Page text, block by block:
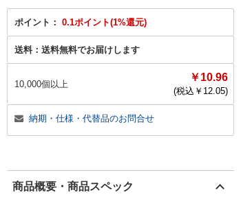
ポイント： 0.1ポイント(1%還元)
送料： 送料無料でお届けします
10,000個以上
￥10.96
(税込￥ 12.05)
納期・仕様・代替品のお問合せ
商品概要・商品スペック